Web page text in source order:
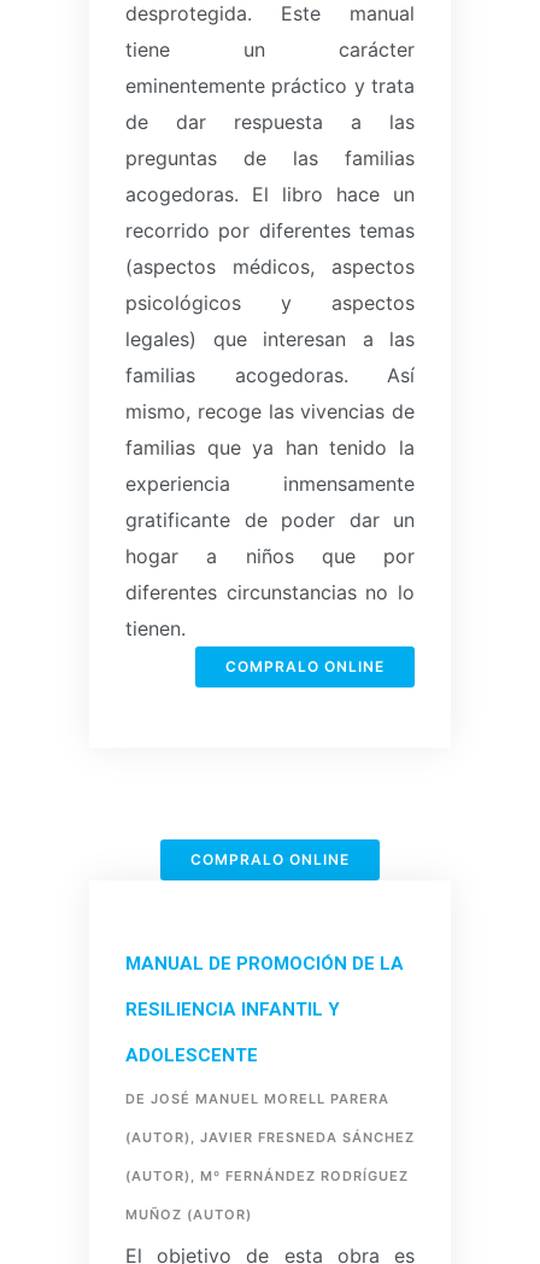
desprotegida. Este manual
tiene un carácter
eminentemente práctico y trata
de dar respuesta a las
preguntas de las familias
acogedoras. El libro hace un
recorrido por diferentes temas
(aspectos médicos, aspectos
psicológicos y aspectos
legales) que interesan a las
familias acogedoras. Así
mismo, recoge las vivencias de
familias que ya han tenido la
experiencia inmensamente
gratificante de poder dar un
hogar a niños que por
diferentes circunstancias no lo
tienen.
COMPRALO ONLINE
COMPRALO ONLINE
MANUAL DE PROMOCIÓN DE LA
RESILIENCIA INFANTIL Y
ADOLESCENTE
DE JOSÉ MANUEL MORELL PARERA
(AUTOR), JAVIER FRESNEDA SÁNCHEZ
(AUTOR), Mº FERNÁNDEZ RODRÍGUEZ
MUÑOZ (AUTOR)
El objetivo de esta obra es